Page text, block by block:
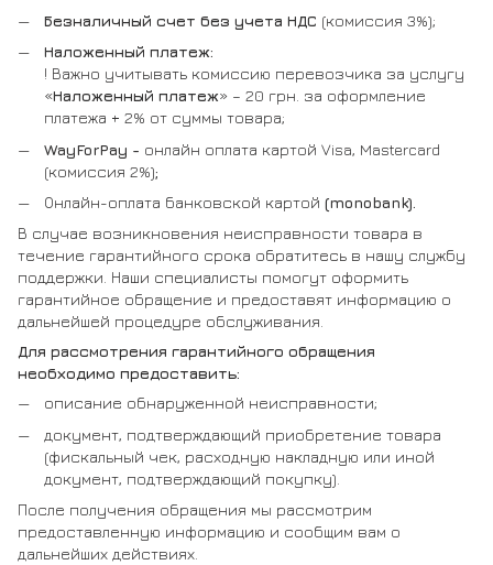
Безналичный счет без учета НДС (комиссия 3%);
Наложенный платеж:
! Важно учитывать комиссию перевозчика за услугу
«Наложенный платеж» – 20 грн. за оформление
платежа + 2% от суммы товара;
WayForPay - онлайн оплата картой Visa, Mastercard
(комиссия 2%);
Онлайн-оплата банковской картой (monobank).
В случае возникновения неисправности товара в
течение гарантийного срока обратитесь в нашу службу
поддержки. Наши специалисты помогут оформить
гарантийное обращение и предоставят информацию о
дальнейшей процедуре обслуживания.
Для рассмотрения гарантийного обращения
необходимо предоставить:
описание обнаруженной неисправности;
документ, подтверждающий приобретение товара
(фискальный чек, расходную накладную или иной
документ, подтверждающий покупку).
После получения обращения мы рассмотрим
предоставленную информацию и сообщим вам о
дальнейших действиях.